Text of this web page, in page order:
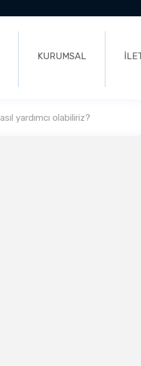
KURUMSAL